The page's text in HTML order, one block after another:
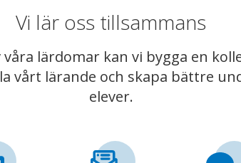
Vi lär oss tillsammans
våra lärdomar kan vi bygga en
vårt lärande och skapa bättre
elever.